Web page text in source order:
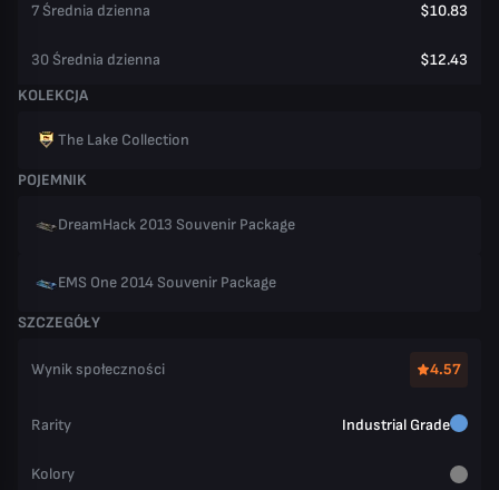
7 Średnia dzienna $10.83
30 Średnia dzienna
$12.43
KOLEKCJA
The Lake Collection
POJEMNIK
DreamHack 2013 Souvenir Package
EMS One 2014 Souvenir Package
SZCZEGÓŁY
Wynik społeczności 4.57
Rarity Industrial Grade
Kolory